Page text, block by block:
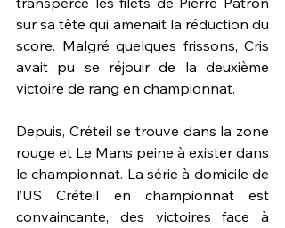
sur sa tête qui amenait la réduction du
score. Malgré quelques frissons, Cris
avait pu se réjouir de la deuxième
victoire de rang en championnat.
Depuis, Créteil se trouve dans la zone
rouge et Le Mans peine à exister dans
le championnat. La série à domicile de
l’US Créteil en championnat est
convaincante, des victoires face à